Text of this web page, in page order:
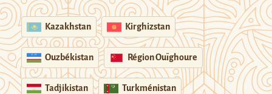
Kazakhstan Kirghizstan
Ouzbékistan Région Ouïghoure
Tadjikistan Turkménistan